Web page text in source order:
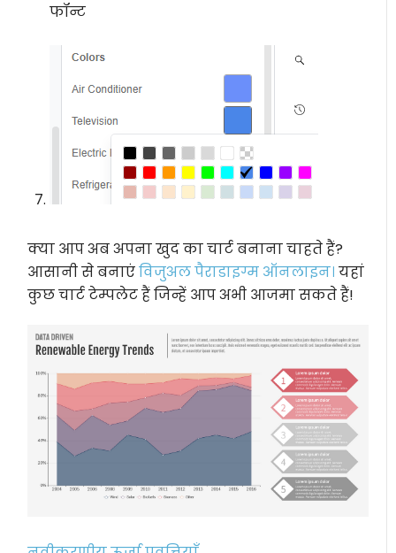
फॉन्ट
क्या आप अब अपना खुद का चार्ट बनाना चाहते हैं?
आसानी से बनाएंविजुअल पैराडाइग्म ऑनलाइन। यहां
कुछ चार्ट टेम्पलेट हैं जिन्हें आप अभी आजमा सकते हैं!